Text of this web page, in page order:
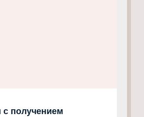
получением